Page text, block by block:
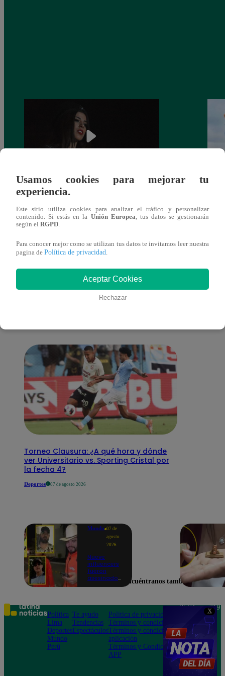
X
¿Yahaira Plasencia y Maritza Rodríguez
más unidas que nunca?
También te puede
Torneo Clausura: ¿A qué hora y dónde
ver Universitario vs. Sporting Cristal por
la fecha 4?
Deportes 07 de agosto 2026
Mundo 07 de
agosto
2026
Nueve
influencers
fueron
asesinados
el Cártel de
Sinaloa
Usamos cookies para mejorar tu
experiencia.
Este sitio utiliza cookies para analizar el tráfico y personalizar
contenido. Si estás en la Unión Europea , tus datos se gestionarán
según el RGPD
Para conocer mejor como se utilizan tus datos te invitamos leer nuestra
pagina de Política de privacidad
Aceptar Cookies
Rechazar
Encuéntranos también en
Política
Lima
Deportes
Mundo
Perú
Te ayudo
Tendencias
Espectáculos
Política de privacidad
Términos y condiciones
Términos y condiciones
aplicación
Términos y Condiciones
APP
Teléfono: 219
Av. San
Felipe 968
Jesús María